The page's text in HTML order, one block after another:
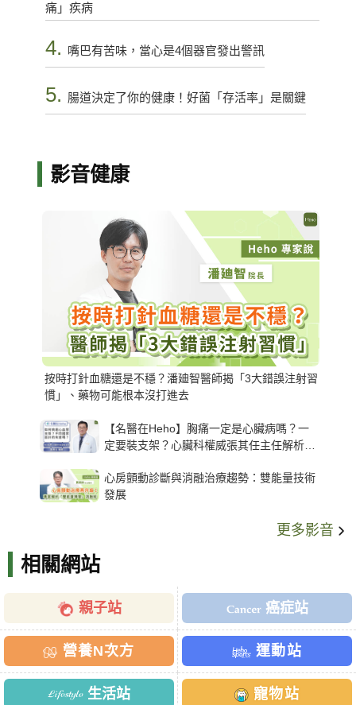
痛」疾病
4. 嘴巴有苦味，當心是4個器官發出警訊
5. 腸道決定了你的健康！好菌「存活率」是關鍵
影音健康
按時打針血糖還是不穩？潘廸智醫師揭「3大錯誤注射習
慣」、藥物可能根本沒打進去
【名醫在Heho】胸痛一定是心臟病嗎？一
定要裝支架？心臟科權威張其任主任解析支
心房顫動診斷與消融治療趨勢：雙能量技術
發展
更多影音
相關網站
親子站 癌症站
營養N次方 運動站
生活站 寵物站